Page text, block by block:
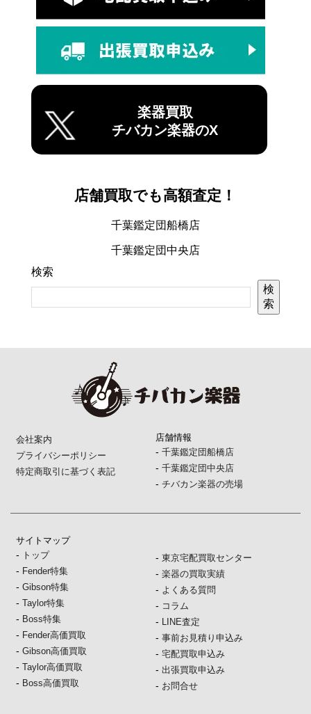
楽器買取
チバカン楽器のX
店舗買取でも高額査定！
千葉鑑定団船橋店
千葉鑑定団中央店
検索
検
索
会社案内
プライバシーポリシー
特定商取引に基づく表記
店舗情報
- 千葉鑑定団船橋店
- 千葉鑑定団中央店
- チバカン楽器の売場
サイトマップ
- トップ
- Fender特集
-Gibson特集
-Taylor特集
- Boss特集
- Fender高価買取
-Gibson高価買取
-Taylor高価買取
- Boss高価買取
- 東京宅配買取センター
- 楽器の買取実績
- よくある質問
- コラム
- LINE査定
- 事前お見積り申込み
- 宅配買取申込み
- 出張買取申込み
- お問合せ